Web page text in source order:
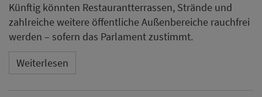
Künftig könnten Restaurantterrassen, Strände und
zahlreiche weitere öffentliche Außenbereiche rauchfrei
werden – sofern das Parlament zustimmt.
Weiterlesen